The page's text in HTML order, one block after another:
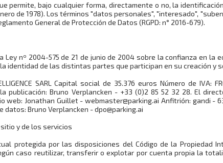
permite, bajo cualquier forma, directamente o no, la
de 1978). Los términos "datos personales", "interesado",
General de Protección de Datos (RGPD: n° 2016-679).
Ley nº 2004-575 de 21 de junio de 2004 sobre la confianza en la
de las distintas partes que participan en su creación y
SARL Capital social de 35.376 euros Número de IVA:
publicación: Bruno Verplancken - +33 (0)2 85 52 32 28. El
web: Jonathan Guillet - webmaster@parking.ai Anfitrión: gandi -
datos: Bruno Verplancken - dpo@parking.ai
y de los servicios
protegida por las disposiciones del Código de la Propiedad
caso reutilizar, transferir o explotar por cuenta propia la